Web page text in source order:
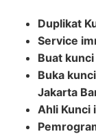
Duplikat
Service
Buat
Buka
Jakarta
Ahli Kunci